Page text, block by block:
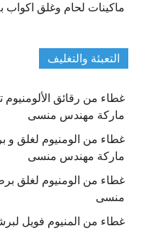
ماكينات لحام وغلق اكواب
التعبئة والتغليف
غطاء من رقائق
ماركة مهندس منسى
غطاء من الومنيوم لغلق و
ماركة مهندس منسى
غطاء من الومنيوم لغلق
منسى
غطاء من المنيوم فويل